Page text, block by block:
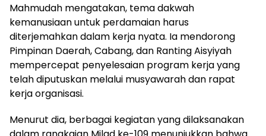
Mahmudah mengatakan, tema dakwah
kemanusiaan untuk perdamaian harus
diterjemahkan dalam kerja nyata. Ia mendorong
Pimpinan Daerah, Cabang, dan Ranting Aisyiyah
mempercepat penyelesaian program kerja yang
telah diputuskan melalui musyawarah dan rapat
kerja organisasi.
Menurut dia, berbagai kegiatan yang dilaksanakan